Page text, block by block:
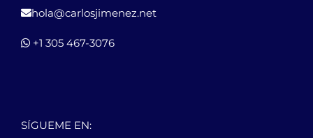
hola@carlosjimenez.net
+1 305 467-3076
SÍGUEME EN: